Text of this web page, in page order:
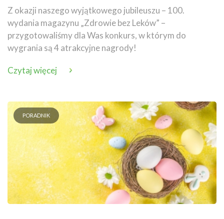
Z okazji naszego wyjątkowego jubileuszu – 100.
wydania magazynu „Zdrowie bez Leków” –
przygotowaliśmy dla Was konkurs, w którym do
wygrania są 4 atrakcyjne nagrody!
Czytaj więcej
PORADNIK